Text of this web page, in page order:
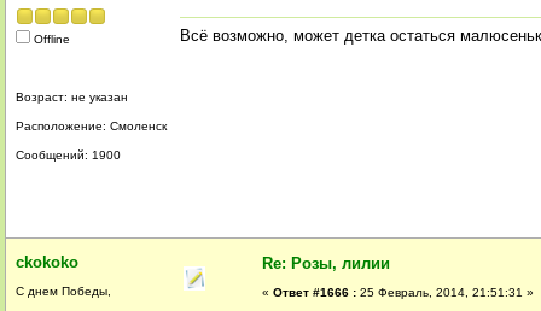
Offline
Возраст: не указан
Расположение: Смоленск
Сообщений: 1900
Всё возможно, может детка остаться
ckokoko
С днем Победы,
Re: Розы, лилии
« Ответ #1666 : 25 Февраль, 2014, 21:51:31 »